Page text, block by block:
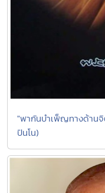
"พากันบำเพ็ญทางด้าน
ปันโน)